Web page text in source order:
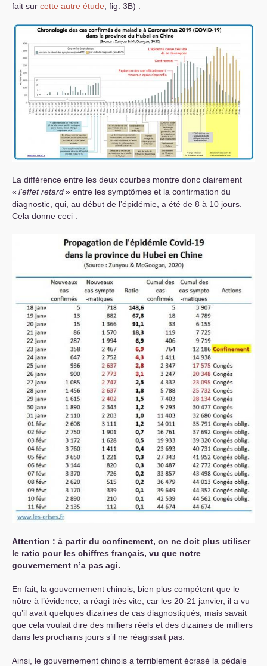
fait sur cette autre étude, fig. 3B) :
La différence entre les deux courbes montre donc clairement
« l’effet retard» entre les symptômes et la confirmation du
diagnostic, qui, au début de l’épidémie, a été de 8 à 10 jours.
Cela donne ceci :
Attention : à partir du confinement, on ne doit plus utiliser
le ratio pour les chiffres français, vu que notre
gouvernement n’a pas agi.
En fait, la gouvernement chinois, bien plus compétent que le
nôtre à l’évidence, a réagi très vite, car les 20-21 janvier, il a vu
qu’il avait quelques dizaines de cas diagnostiqués, mais savait
que cela voulait dire des milliers réels et des dizaines de milliers
dans les prochains jours s’il ne réagissait pas.
Ainsi, le gouvernement chinois a terriblement écrasé la pédale